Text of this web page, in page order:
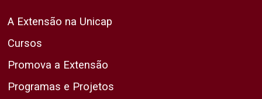
A Extensão na Unicap
Cursos
Promova a Extensão
Programas e Projetos